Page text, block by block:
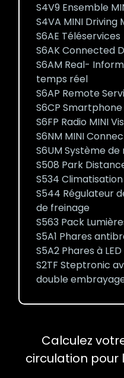
S4V9 Ensemble
S4VA MINI Driving
S6AE Téléservices
S6AK Connected
S6AM Real-
temps réel
S6AP Remote
S6CP
S6FP Radio MINI
S6NM MINI
S6UM Système
S508 Park
S534
S544 Régulateur
de freinage
S563 Pack
S5A1 Phares
S5A2 Phares à LED
S2TF Steptronic
double
Calculez
circulation pour